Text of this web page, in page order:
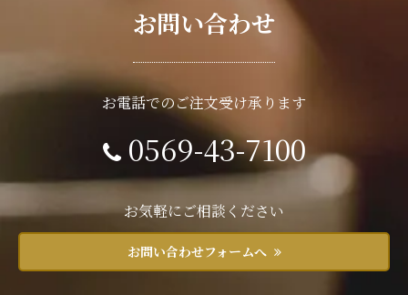
お問い合わせ
お電話でのご注文受け承ります
0569-43-7100
お気軽にご相談ください
お問い合わせフォームへ